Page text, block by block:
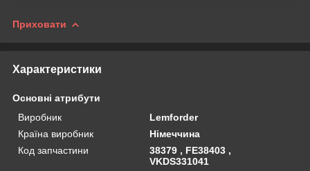
Приховати
Характеристики
Основні атрибути
Виробник
Lemforder
Країна виробник
Німеччина
Код запчастини
38379 , FE38403 ,
VKDS331041